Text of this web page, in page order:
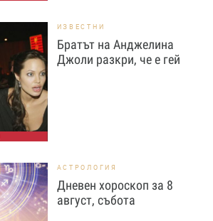
ИЗВЕСТНИ
Братът на Анджелина
Джоли разкри, че е гей
АСТРОЛОГИЯ
Дневен хороскоп за 8
август, събота